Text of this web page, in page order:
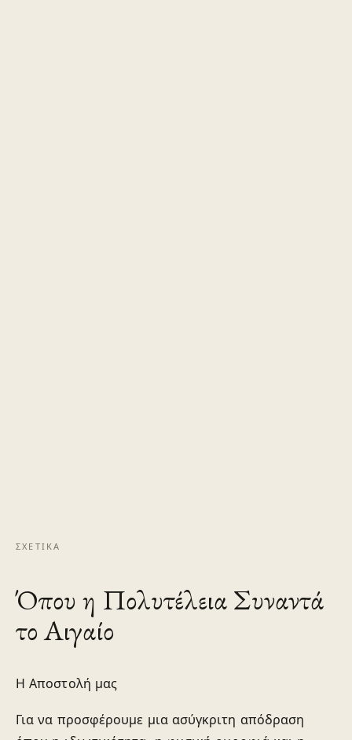
ΣΧΕΤΙΚΆ
Όπου η Πολυτέλεια Συναντά
το Αιγαίο
Η Αποστολή μας
Για να προσφέρουμε μια ασύγκριτη απόδραση